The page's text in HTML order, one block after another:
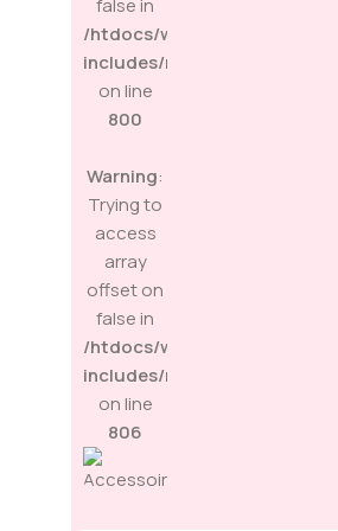
false in
/htdocs/wp-
includes/media.php
on line
800
Warning:
Trying to
access
array
offset on
false in
/htdocs/wp-
includes/media.php
on line
806